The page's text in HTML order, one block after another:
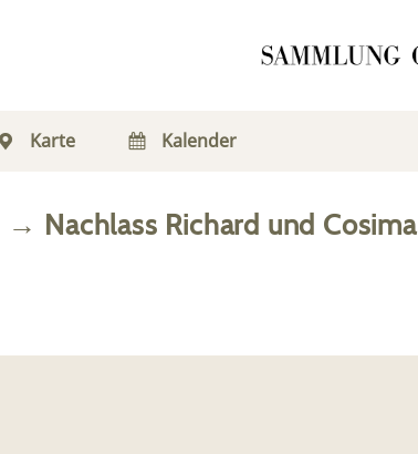
Karte Kalender
→ Nachlass Richard und Cosima